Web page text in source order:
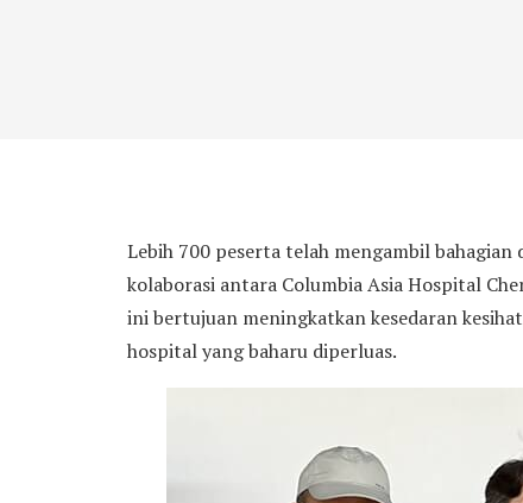
Lebih 700 peserta telah mengambil bahagian
kolaborasi antara Columbia Asia Hospital
ini bertujuan meningkatkan kesedaran
hospital yang baharu diperluas.